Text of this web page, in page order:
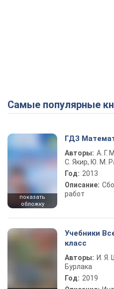
Самые популярные
показать
обложку
ГДЗ
Авторы: А. Г.
С. Якир, Ю. М.
Год: 2013
Описание:
работ
Учебники
класс
Авторы: И. Я.
Бурлака
Год: 2019